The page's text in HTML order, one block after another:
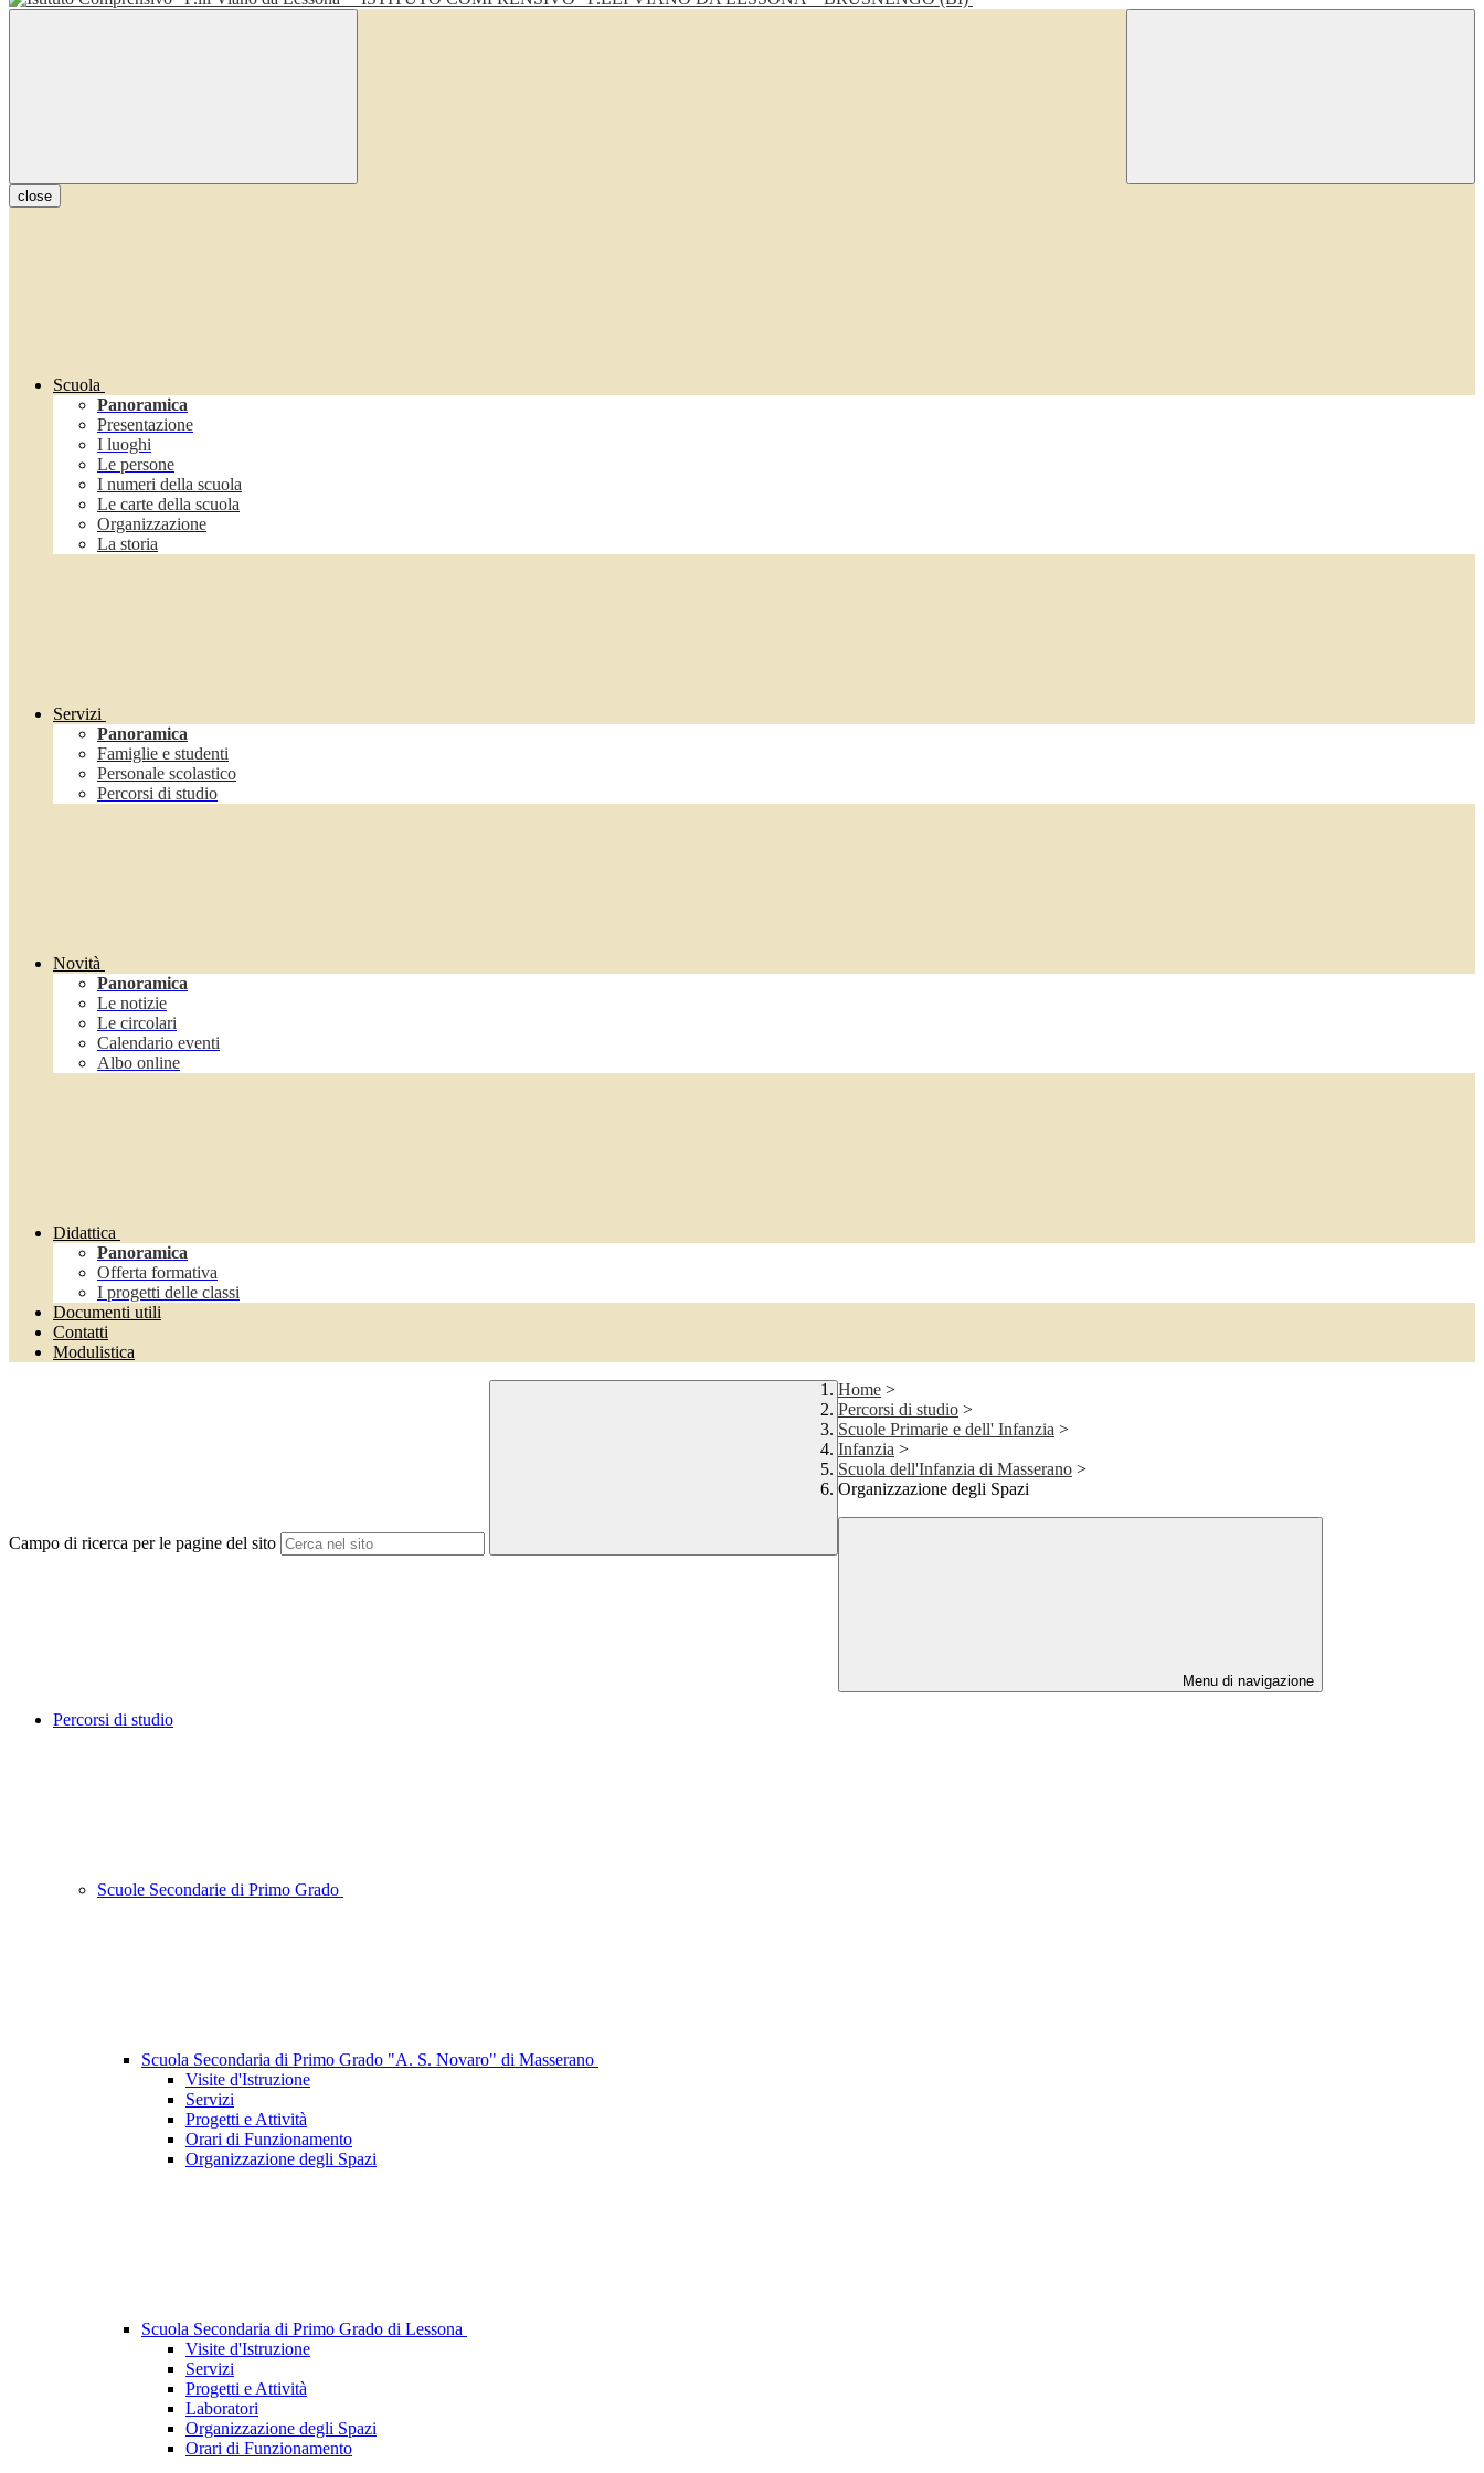
close
Scuola
Panoramica
Presentazione
I luoghi
Le persone
I numeri della scuola
Le carte della scuola
Organizzazione
La storia
Servizi
Panoramica
Famiglie e studenti
Personale scolastico
Percorsi di studio
Novità
Panoramica
Le notizie
Le circolari
Calendario eventi
Albo online
Didattica
Panoramica
Offerta formativa
I progetti delle classi
Documenti utili
Contatti
Modulistica
Campo di ricerca per le pagine del sito
Home >
Percorsi di studio >
Scuole Primarie e dell' Infanzia >
Infanzia >
Scuola dell'Infanzia di Masserano >
Organizzazione degli Spazi
Menu di navigazione
Percorsi di studio
Scuole Secondarie di Primo Grado
Scuola Secondaria di Primo Grado "A. S. Novaro" di Masserano
Visite d'Istruzione
Servizi
Progetti e Attività
Orari di Funzionamento
Organizzazione degli Spazi
Scuola Secondaria di Primo Grado di Lessona
Visite d'Istruzione
Servizi
Progetti e Attività
Laboratori
Organizzazione degli Spazi
Orari di Funzionamento